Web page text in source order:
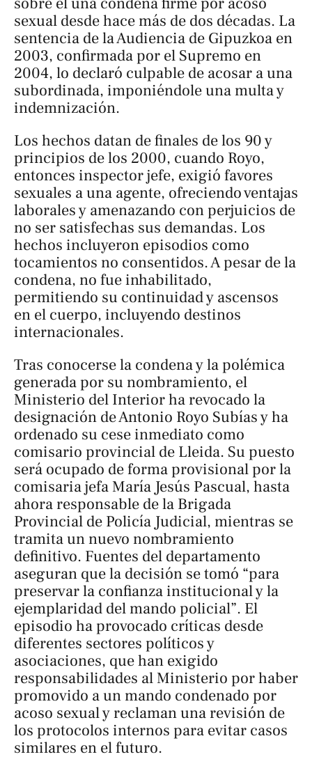
sexual desde hace más de dos décadas. La
sentencia de la Audiencia de Gipuzkoa en
2003, confirmada por el Supremo en
2004, lo declaró culpable de acosar a una
subordinada, imponiéndole una multa y
indemnización.
Los hechos datan de finales de los 90 y
principios de los 2000, cuando Royo,
entonces inspector jefe, exigió favores
sexuales a una agente, ofreciendo ventajas
laborales y amenazando con perjuicios de
no ser satisfechas sus demandas. Los
hechos incluyeron episodios como
tocamientos no consentidos. A pesar de la
condena, no fue inhabilitado,
permitiendo su continuidad y ascensos
en el cuerpo, incluyendo destinos
internacionales.
Tras conocerse la condena y la polémica
generada por su nombramiento, el
Ministerio del Interior ha revocado la
designación de Antonio Royo Subías y ha
ordenado su cese inmediato como
comisario provincial de Lleida. Su puesto
será ocupado de forma provisional por la
comisaria jefa María Jesús Pascual, hasta
ahora responsable de la Brigada
Provincial de Policía Judicial, mientras se
tramita un nuevo nombramiento
definitivo. Fuentes del departamento
aseguran que la decisión se tomó “para
preservar la confianza institucional y la
ejemplaridad del mando policial”. El
episodio ha provocado críticas desde
diferentes sectores políticos y
asociaciones, que han exigido
responsabilidades al Ministerio por haber
promovido a un mando condenado por
acoso sexual y reclaman una revisión de
los protocolos internos para evitar casos
similares en el futuro.